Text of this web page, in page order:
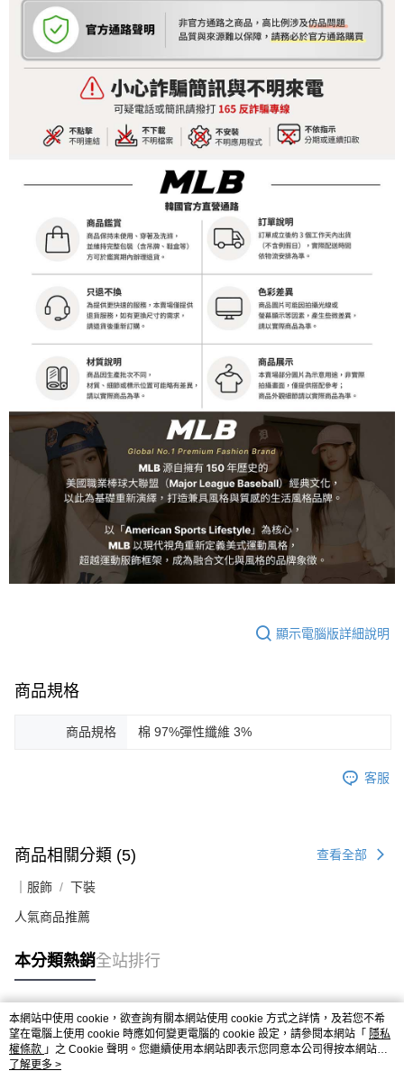
顯示電腦版詳細說明
商品規格
商品規格 棉 97%彈性纖維 3%
客服
商品相關分類 (5) 查看全部
｜服飾 下裝
人氣商品推薦
本分類熱銷全站排行
熱門標籤
本網站中使用 cookie，欲查詢有關本網站使用 cookie 方式之詳情，及若您不希
望在電腦上使用 cookie 時應如何變更電腦的 cookie 設定，請參閱本網站「 隱私
權條款 」之 Cookie 聲明。您繼續使用本網站即表示您同意本公司得按本網站使
用條款之 Cookie 聲明使用 cookie。
了解更多 >